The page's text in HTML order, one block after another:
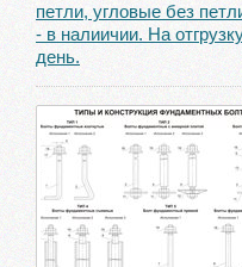
петли, угловые без
- в налиичии. На
день.